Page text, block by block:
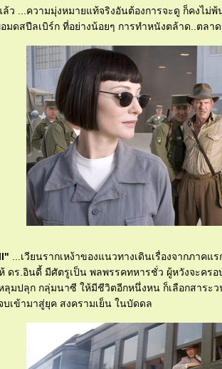
ว ...ความมุ่งหมายแท้จริงอันต้องการจะดู ก็คงไม่
ดสปีลเบิร์ก ที่อย่างน้อยๆ การทำหนังตล้าด..ตลา
...เวียนรากเหง้าของแนวทางเดินเรื่องจากภา
ดร.อินดี้ มีศัตรูเป็น พลพรรคทหารชั่ว ผู้หวังจะคร
ปลุก กลุ่มนาซี ให้มีชีวิตอีกหนึ่งหน ก็เลือกสาระว
เข้ามาสู่ยุค สงครามเย็น ในบัดดล